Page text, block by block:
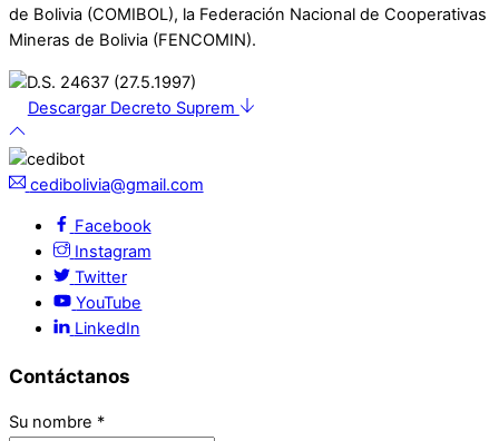
de Bolivia (COMIBOL), la Federación Nacional de Cooperativas
Mineras de Bolivia (FENCOMIN).
Descargar Decreto Suprem
cedibolivia@gmail.com
Facebook
Instagram
Twitter
YouTube
LinkedIn
Contáctanos
Su nombre *